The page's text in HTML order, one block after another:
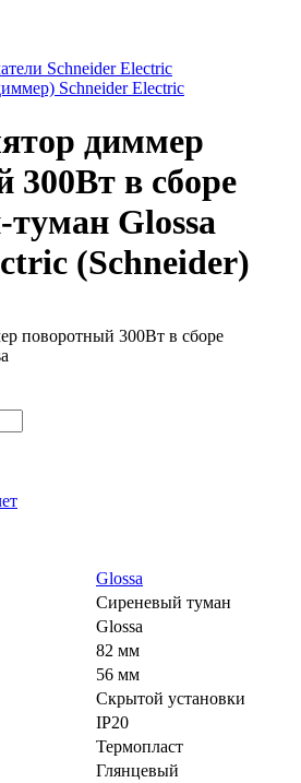
Schneider Electric
Schneider Electric
диммер
300Вт в сборе
Glossa
(Schneider)
Glossa
Сиреневый туман
Glossa
82 мм
56 мм
Скрытой установки
IP20
Термопласт
Глянцевый